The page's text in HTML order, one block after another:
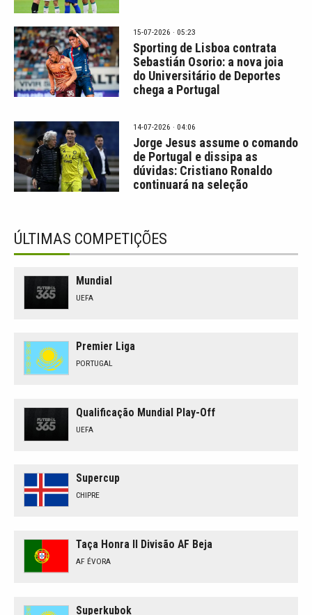
15-07-2026 · 05:23
Sporting de Lisboa contrata
Sebastián Osorio: a nova joia
do Universitário de Deportes
chega a Portugal
14-07-2026 · 04:06
Jorge Jesus assume o comando
de Portugal e dissipa as
dúvidas: Cristiano Ronaldo
continuará na seleção
ÚLTIMAS COMPETIÇÕES
Mundial
UEFA
Premier Liga
PORTUGAL
Qualificação Mundial Play-Off
UEFA
Supercup
CHIPRE
Taça Honra II Divisão AF Beja
AF ÉVORA
Superkubok